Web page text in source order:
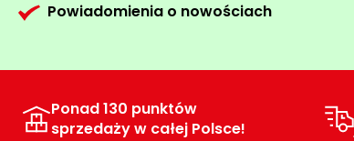
Powiadomienia o nowościach
Ponad 130 punktów
sprzedaży w całej Polsce!